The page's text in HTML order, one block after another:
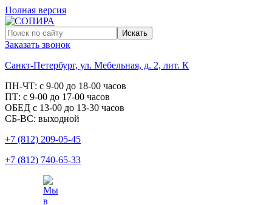
Полная версия
Заказать звонок
Санкт-Петербург, ул. Мебельная, д. 2, лит. К
ПН-ЧТ: с 9-00 до 18-00 часов
ПТ: с 9-00 до 17-00 часов
ОБЕД с 13-00 до 13-30 часов
СБ-ВС: выходной
+7 (812) 209-05-45
+7 (812) 740-65-33